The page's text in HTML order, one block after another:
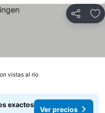
Compartir
vistas al río
exactos
Ver precios